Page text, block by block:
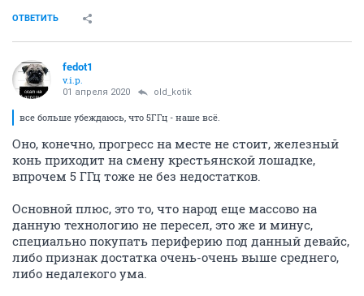
ОТВЕТИТЬ
fedot1
v.i.p.
01 апреля 2020 old_kotik
все больше убеждаюсь, что 5ГГц - наше всё.
Оно, конечно, прогресс на месте не стоит, железный
конь приходит на смену крестьянской лошадке,
впрочем 5 ГГц тоже не без недостатков.
Основной плюс, это то, что народ еще массово на
данную технологию не пересел, это же и минус,
специально покупать периферию под данный девайс,
либо признак достатка очень-очень выше среднего,
либо недалекого ума.